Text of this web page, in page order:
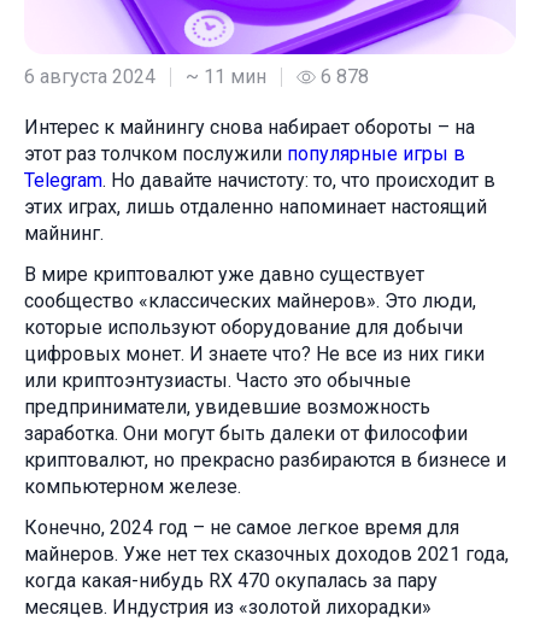
6 августа 2024 ~ 11 мин 6 878
Интерес к майнингу снова набирает обороты – на
этот раз толчком послужили популярные игры в
Telegram. Но давайте начистоту: то, что происходит в
этих играх, лишь отдаленно напоминает настоящий
майнинг.
В мире криптовалют уже давно существует
сообщество «классических майнеров». Это люди,
которые используют оборудование для добычи
цифровых монет. И знаете что? Не все из них гики
или криптоэнтузиасты. Часто это обычные
предприниматели, увидевшие возможность
заработка. Они могут быть далеки от философии
криптовалют, но прекрасно разбираются в бизнесе и
компьютерном железе.
Конечно, 2024 год – не самое легкое время для
майнеров. Уже нет тех сказочных доходов 2021 года,
когда какая-нибудь RX 470 окупалась за пару
месяцев. Индустрия из «золотой лихорадки»